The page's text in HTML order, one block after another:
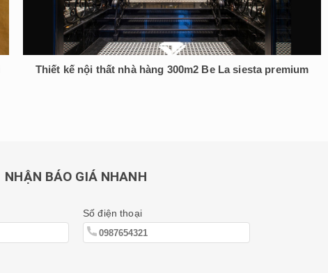
Thiết kế nội thất nhà hàng 300m2 Be La siesta premium
NHẬN BÁO GIÁ NHANH
Số điện thoại